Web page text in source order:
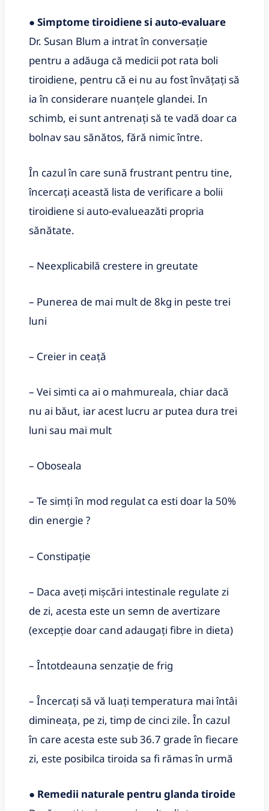
● Simptome tiroidiene si auto-evaluare
Dr. Susan Blum a intrat în conversație
pentru a adăuga că medicii pot rata boli
tiroidiene, pentru că ei nu au fost învățați să
ia în considerare nuanțele glandei. In
schimb, ei sunt antrenați să te vadă doar ca
bolnav sau sănătos, fără nimic între.
În cazul în care sună frustrant pentru tine,
încercați această lista de verificare a bolii
tiroidiene si auto-evalueazăti propria
sănătate.
– Neexplicabilă crestere in greutate
– Punerea de mai mult de 8kg in peste trei
luni
– Creier in ceață
– Vei simti ca ai o mahmureala, chiar dacă
nu ai băut, iar acest lucru ar putea dura trei
luni sau mai mult
– Oboseala
– Te simți în mod regulat ca esti doar la 50%
din energie ?
– Constipație
– Daca aveți mișcări intestinale regulate zi
de zi, acesta este un semn de avertizare
(excepție doar cand adaugați fibre in dieta)
– Întotdeauna senzație de frig
– Încercați să vă luați temperatura mai întâi
dimineața, pe zi, timp de cinci zile. În cazul
în care acesta este sub 36.7 grade în fiecare
zi, este posibilca tiroida sa fi rămas în urmă
● Remedii naturale pentru glanda tiroide